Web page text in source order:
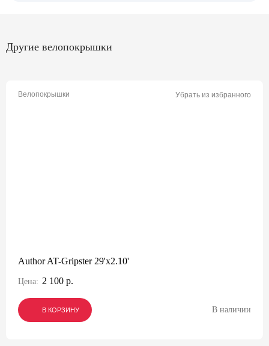
Другие велопокрышки
Велопокрышки Убрать из избранного
Author AT-Gripster 29'x2.10'
Цена: 2 100 р.
В КОРЗИНУ
В КОРЗИНУ
В КОРЗИНУ В наличии